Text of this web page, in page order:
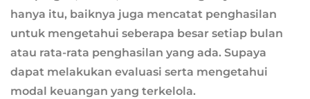
hanya itu, baiknya juga mencatat penghasilan
untuk mengetahui seberapa besar setiap bulan
atau rata-rata penghasilan yang ada. Supaya
dapat melakukan evaluasi serta mengetahui
modal keuangan yang terkelola.